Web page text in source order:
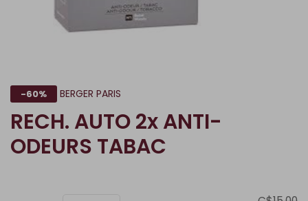
-60% BERGER PARIS
RECH. AUTO 2x ANTI-
ODEURS TABAC